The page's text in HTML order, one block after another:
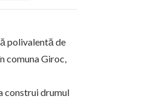
polivalentă de
comuna Giroc,
construi drumul